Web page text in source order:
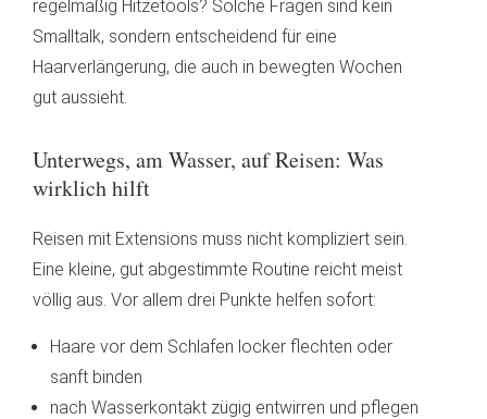
regelmäßig Hitzetools? Solche Fragen sind kein
Smalltalk, sondern entscheidend für eine
Haarverlängerung, die auch in bewegten Wochen
gut aussieht.
Unterwegs, am Wasser, auf Reisen: Was
wirklich hilft
Reisen mit Extensions muss nicht kompliziert sein.
Eine kleine, gut abgestimmte Routine reicht meist
völlig aus. Vor allem drei Punkte helfen sofort:
Haare vor dem Schlafen locker flechten oder
sanft binden
nach Wasserkontakt zügig entwirren und pflegen